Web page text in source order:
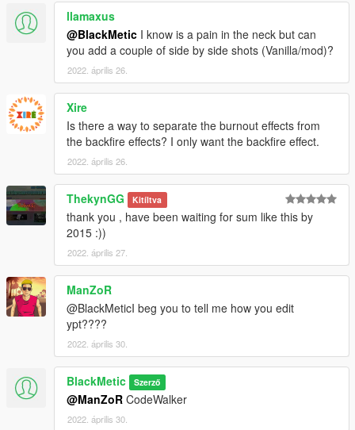
llamaxus
@BlackMetic I know is a pain in the neck but can
you add a couple of side by side shots (Vanilla/mod)?
2022. április 26.
Xire
Is there a way to separate the burnout effects from
the backfire effects? I only want the backfire effect.
2022. április 26.
ThekynGG Kitíltva
thank you , have been waiting for sum like this by
2015 :))
2022. április 27.
ManZoR
@BlackMeticI beg you to tell me how you edit
ypt????
2022. április 30.
BlackMetic Szerző
@ManZoR CodeWalker
2022. április 30.